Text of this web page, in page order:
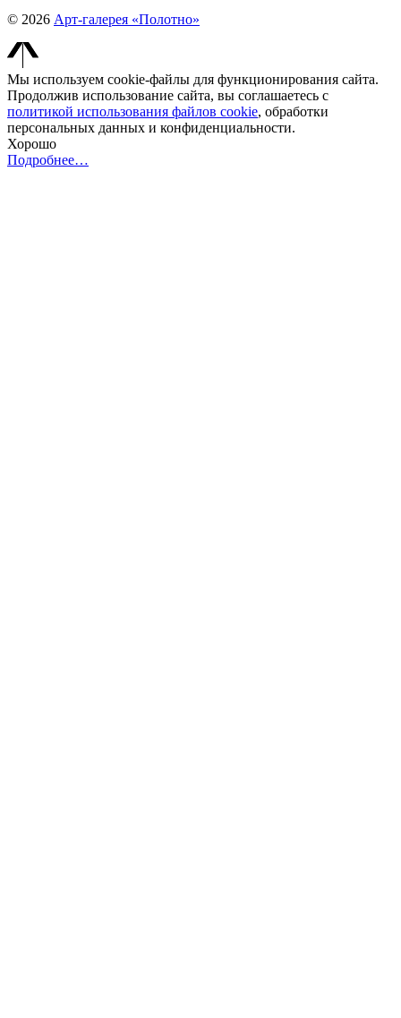
© 2026 Арт-галерея «Полотно»
Мы используем cookie-файлы для функционирования сайта.
Продолжив использование сайта, вы соглашаетесь с
политикой использования файлов cookie, обработки
персональных данных и конфиденциальности.
Хорошо
Подробнее…